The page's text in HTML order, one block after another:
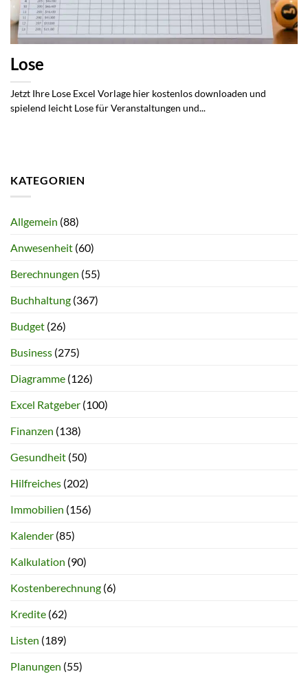
Lose
Jetzt Ihre Lose Excel Vorlage hier kostenlos downloaden und
spielend leicht Lose für Veranstaltungen und...
KATEGORIEN
Allgemein (88)
Anwesenheit (60)
Berechnungen (55)
Buchhaltung (367)
Budget (26)
Business (275)
Diagramme (126)
Excel Ratgeber (100)
Finanzen (138)
Gesundheit (50)
Hilfreiches (202)
Immobilien (156)
Kalender (85)
Kalkulation (90)
Kostenberechnung (6)
Kredite (62)
Listen (189)
Planungen (55)